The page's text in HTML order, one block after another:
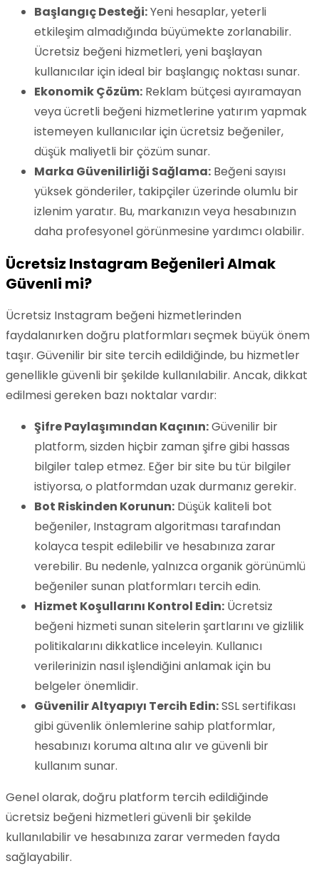
Başlangıç Desteği:Yeni hesaplar, yeterli
etkileşim almadığında büyümekte zorlanabilir.
Ücretsiz beğeni hizmetleri, yeni başlayan
kullanıcılar için ideal bir başlangıç noktası sunar.
Ekonomik Çözüm: Reklam bütçesi ayıramayan
veya ücretli beğeni hizmetlerine yatırım yapmak
istemeyen kullanıcılar için ücretsiz beğeniler,
düşük maliyetli bir çözüm sunar.
Marka Güvenilirliği Sağlama: Beğeni sayısı
yüksek gönderiler, takipçiler üzerinde olumlu bir
izlenim yaratır. Bu, markanızın veya hesabınızın
daha profesyonel görünmesine yardımcı olabilir.
Ücretsiz Instagram Beğenileri Almak
Güvenli mi?
Ücretsiz Instagram beğeni hizmetlerinden
faydalanırken doğru platformları seçmek büyük önem
taşır. Güvenilir bir site tercih edildiğinde, bu hizmetler
genellikle güvenli bir şekilde kullanılabilir. Ancak, dikkat
edilmesi gereken bazı noktalar vardır:
Şifre Paylaşımından Kaçının:Güvenilir bir
platform, sizden hiçbir zaman şifre gibi hassas
bilgiler talep etmez. Eğer bir site bu tür bilgiler
istiyorsa, o platformdan uzak durmanız gerekir.
Bot Riskinden Korunun: Düşük kaliteli bot
beğeniler, Instagram algoritması tarafından
kolayca tespit edilebilir ve hesabınıza zarar
verebilir. Bu nedenle, yalnızca organik görünümlü
beğeniler sunan platformları tercih edin.
Hizmet Koşullarını Kontrol Edin: Ücretsiz
beğeni hizmeti sunan sitelerin şartlarını ve gizlilik
politikalarını dikkatlice inceleyin. Kullanıcı
verilerinizin nasıl işlendiğini anlamak için bu
belgeler önemlidir.
Güvenilir Altyapıyı Tercih Edin:SSL sertifikası
gibi güvenlik önlemlerine sahip platformlar,
hesabınızı koruma altına alır ve güvenli bir
kullanım sunar.
Genel olarak, doğru platform tercih edildiğinde
ücretsiz beğeni hizmetleri güvenli bir şekilde
kullanılabilir ve hesabınıza zarar vermeden fayda
sağlayabilir.